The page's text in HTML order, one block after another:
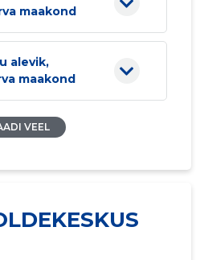
maakond
alevik,
maakond
VEEL